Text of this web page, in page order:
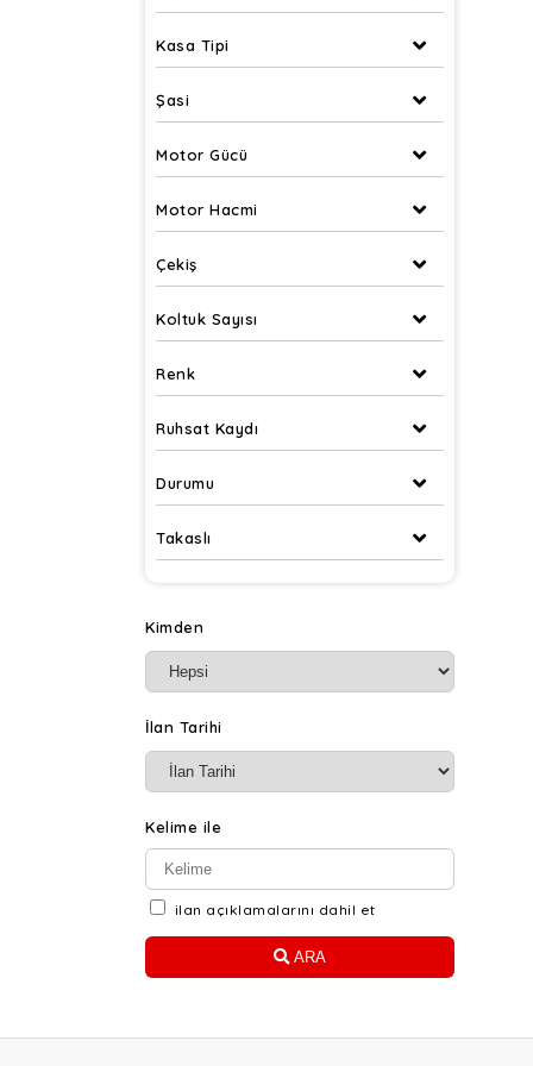
Isuzu
Iveco
Kia
Lancia
MAN
Mazda
Mercedes - Benz
Mitsubishi
Nissan
Opel
Peugeot
Piaggio
Pontiac
Renault
Seat
Temsa
Toyota
Volkswagen
Kasa Tipi
Şasi
Motor Gücü
Motor Hacmi
Çekiş
Koltuk Sayısı
Renk
Ruhsat Kaydı
Durumu
Takaslı
Kimden
İlan Tarihi
Kelime ile
ilan açıklamalarını dahil et
ARA